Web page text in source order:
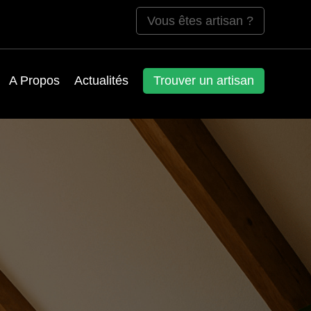
Vous êtes artisan ?
A Propos Actualités Trouver un artisan